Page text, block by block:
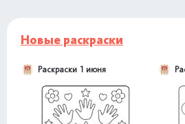
Новые раскраски
Раскраски 1 июня